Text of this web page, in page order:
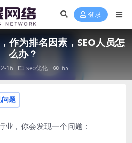
登录
作为排名因素，SEO人员怎
么办？
16 seo优化 65
问题
业，你会发现一个问题：